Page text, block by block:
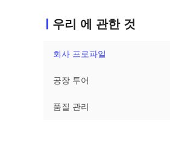
우리 에 관한 것
회사 프로파일
공장 투어
품질 관리